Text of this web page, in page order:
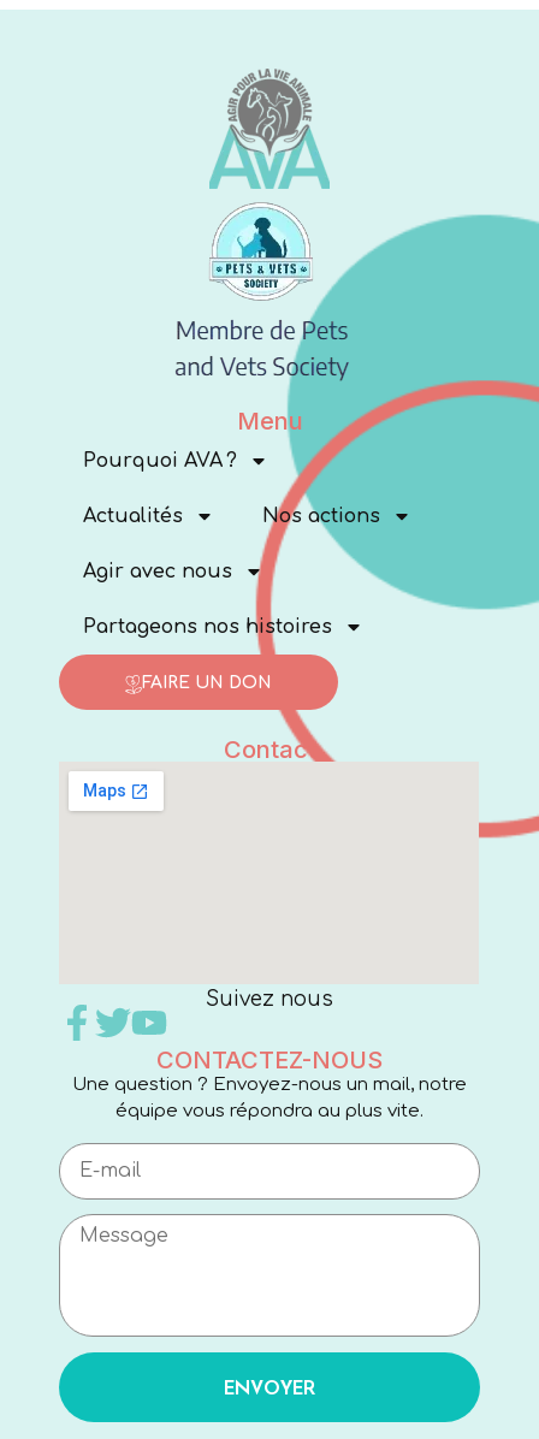
Menu
Pourquoi AVA ?
Actualités Nos actions
Agir avec nous
Partageons nos histoires
FAIRE UN DON
Contact
Suivez nous
CONTACTEZ-NOUS
Une question ? Envoyez-nous un mail, notre
équipe vous répondra au plus vite.
ENVOYER